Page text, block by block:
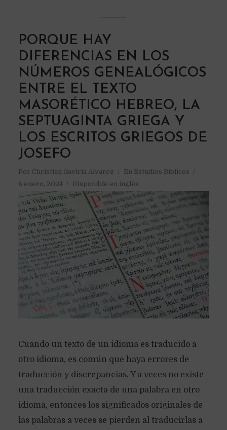
PORQUE HAY
DIFERENCIAS EN LOS
NÚMEROS GENEALÓGICOS
ENTRE EL TEXTO
MASORÉTICO HEBREO, LA
SEPTUAGINTA GRIEGA Y
LOS ESCRITOS GRIEGOS DE
JOSEFO
Por Christian Gaviria Alvarez En Estudios Bíblicos
6 enero, 2024
Disponible en inglés
Cuando un texto de un idioma es traducido a
otro idioma, es común que haya errores de
traducción y discrepancias. Y a veces no existe
una traducción exacta de una palabra en otro
idioma, entonces los significados originales de
las palabras a veces se pierden al traducirlas a